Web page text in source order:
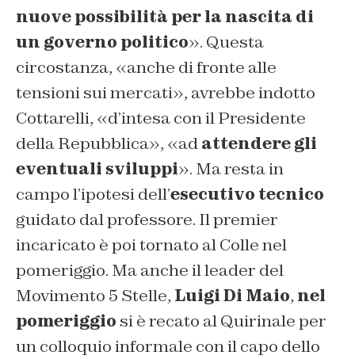
nuove possibilità per la nascita di
un governo politico». Questa
circostanza, «anche di fronte alle
tensioni sui mercati», avrebbe indotto
Cottarelli, «d’intesa con il Presidente
della Repubblica», «adattendere gli
eventuali sviluppi». Ma resta in
campo l’ipotesi dell’esecutivo tecnico
guidato dal professore. Il premier
incaricato è poi tornato al Colle nel
pomeriggio. Ma anche il leader del
Movimento 5 Stelle, Luigi Di Maio, nel
pomeriggio si è recato al Quirinale per
un colloquio informale con il capo dello